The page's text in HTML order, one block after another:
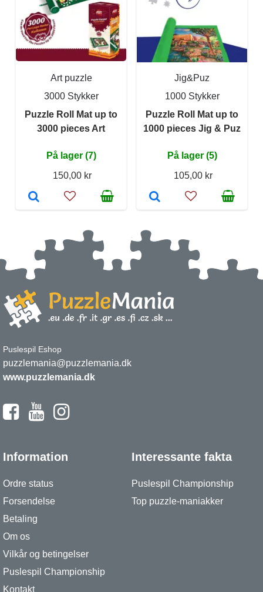
Art puzzle
3000 Stykker
Puzzle Roll Mat up to
3000 pieces Art
På lager (7)
150,00 kr
Jig&Puz
1000 Stykker
Puzzle Roll Mat up to
1000 pieces Jig & Puz
På lager (5)
105,00 kr
Puslespil Eshop
puzzlemania@puzzlemania.dk
www.puzzlemania.dk
Information
Ordre status
Forsendelse
Betaling
Om os
Vilkår og betingelser
Puslespil Championship
Kontakt
Interessante fakta
Puslespil Championship
Top puzzle-maniakker